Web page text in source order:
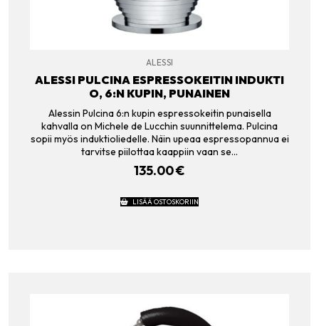
ALESSI
ALESSI PULCINA ESPRESSOKEITIN INDUKTI
O, 6:N KUPIN, PUNAINEN
Alessin Pulcina 6:n kupin espressokeitin punaisella
kahvalla on Michele de Lucchin suunnittelema. Pulcina
sopii myös induktioliedelle. Näin upeaa espressopannua ei
tarvitse piilottaa kaappiin vaan se…
135.00€
LISÄÄ OSTOSKORIIN